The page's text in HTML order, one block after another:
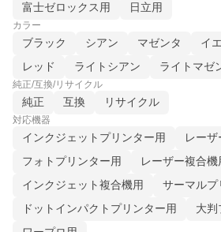
富士ゼロックス用
日立用
カラー
ブラック シアン マゼンタ イ
レッド
ライトシアン ライトマゼ
純正/互換/リサイクル
純正 互換 リサイクル
対応機器
インクジェットプリンター用
レー
フォトプリンター用
レーザー複合機
インクジェット複合機用
サーマルプ
ドットインパクトプリンター用
大判